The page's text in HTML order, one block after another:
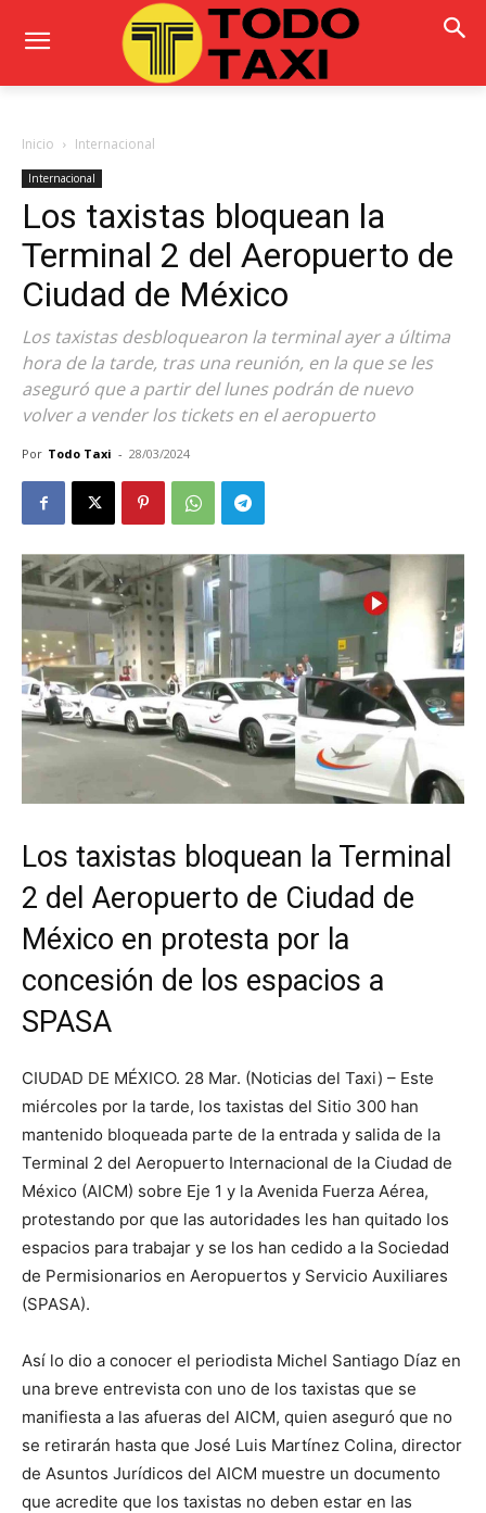
Inicio Internacional
Internacional
Los taxistas bloquean la
Terminal 2 del Aeropuerto de
Ciudad de México
Los taxistas desbloquearon la terminal ayer a última
hora de la tarde, tras una reunión, en la que se les
aseguró que a partir del lunes podrán de nuevo
volver a vender los tickets en el aeropuerto
Por Todo Taxi - 28/03/2024
Los taxistas bloquean la Terminal
2 del Aeropuerto de Ciudad de
México en protesta por la
concesión de los espacios a
SPASA
CIUDAD DE MÉXICO. 28 Mar. (Noticias del Taxi) – Este
miércoles por la tarde, los taxistas del Sitio 300 han
mantenido bloqueada parte de la entrada y salida de la
Terminal 2 del Aeropuerto Internacional de la Ciudad de
México (AICM) sobre Eje 1 y la Avenida Fuerza Aérea,
protestando por que las autoridades les han quitado los
espacios para trabajar y se los han cedido a la Sociedad
de Permisionarios en Aeropuertos y Servicio Auxiliares
(SPASA).
Así lo dio a conocer el periodista Michel Santiago Díaz en
una breve entrevista con uno de los taxistas que se
manifiesta a las afueras del AICM, quien aseguró que no
se retirarán hasta que José Luis Martínez Colina, director
de Asuntos Jurídicos del AICM muestre un documento
que acredite que los taxistas no deben estar en las